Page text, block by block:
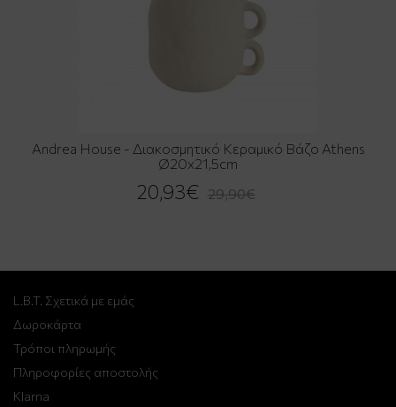
Andrea House - Διακοσμητικό Κεραμικό Βάζο Athens
Ø20x21,5cm
20,93€ 29,90€
L.B.T. Σχετικά με εμάς
Δωροκάρτα
Τρόποι πληρωμής
Πληροφορίες αποστολής
Klarna